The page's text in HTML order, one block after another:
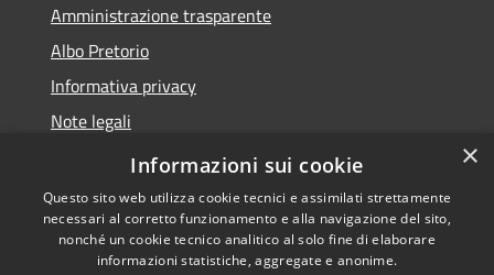
Amministrazione trasparente
Albo Pretorio
Informativa privacy
Note legali
Dichiarazione di accessibilità
Copyright © 2026 • Comune di
×
Informazioni sui cookie
Questo sito web utilizza cookie tecnici e assimilati strettamente
necessari al corretto funzionamento e alla navigazione del sito,
nonché un cookie tecnico analitico al solo fine di elaborare
informazioni statistiche, aggregate e anonime.